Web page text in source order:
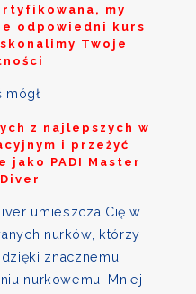
my
odpowiedni kurs
Twoje
mógł
z najlepszych w
i przeżyć
jako PADI Master
umieszcza Cię w
nurków, którzy
znacznemu
nurkowemu. Mniej